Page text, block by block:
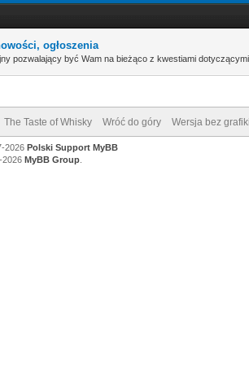
ogłoszenia
pozwalający być Wam na bieżąco z kwestiami
The Taste of Whisky Wróć do góry Wersja bez
2026 Polski Support MyBB
2026 MyBB Group